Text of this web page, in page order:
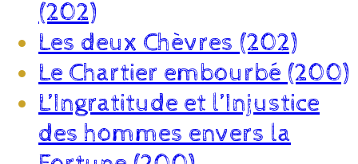
(202)
Les deux Chèvres (202)
Le Chartier embourbé (200)
L’Ingratitude et l’Injustice
des hommes envers la